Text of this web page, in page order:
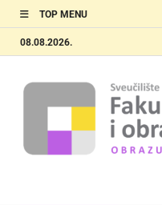
TOP MENU
08.08.2026.